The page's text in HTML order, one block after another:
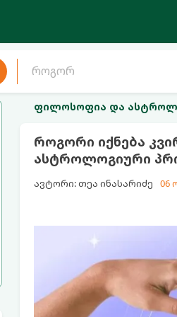
ფილოსოფია და
როგორი იქნება
ასტროლოგიური
ავტორი: თეა ინასარიძე 06